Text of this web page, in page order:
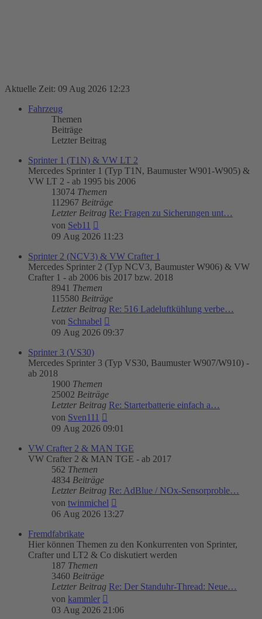
Aktuelle Zeit: 09 Aug 2026 12:23
Fahrzeug
Themen
Beiträge
Letzter Beitrag
Sprinter 1 (T1N) & VW LT 2
Mercedes Sprinter 1 (Typ T1N, Baumuster W901-W905) &
VW LT 2 - ab 1995 bis 2006
13074 Themen
112967 Beiträge
Letzter Beitrag Re: Fragen zu Sicherungen unt…
von Seb11
Beitrag
09 Aug 2026 11:23
Sprinter 2 (NCV3) & VW Crafter 1
Mercedes Sprinter 2 (Typ NCV3, Baumuster W906) & VW
Crafter 1 - ab 2006 bis 2017 bzw. 2018
8941 Themen
115580 Beiträge
Letzter Beitrag Re: 516 Ladeluftkühlung verbe…
von Schnabel
Beitrag
09 Aug 2026 09:37
Sprinter 3 (VS30)
Mercedes Sprinter 3 (Typ VS30, Baumuster W907/W910) -
ab 2018
1900 Themen
25002 Beiträge
Letzter Beitrag Re: Starterbatterie einfach a…
von Sven111
Beitrag
09 Aug 2026 09:01
VW Crafter 2 & MAN TGE
VW Crafter 2 & MAN TGE - ab 2017
562 Themen
4834 Beiträge
Letzter Beitrag Re: AdBlue / NOx-Sensorproble…
von twinmichel
Beitrag
06 Aug 2026 13:27
Fremdfabrikate
Hier können Themen zu den Konkurrenten von Sprinter,
Crafter und LT2 & Co diskutiert werden
187 Themen
3460 Beiträge
Letzter Beitrag Re: Der Standuhr-Thread: Neue…
von kammler
Beitrag
03 Aug 2026 21:06